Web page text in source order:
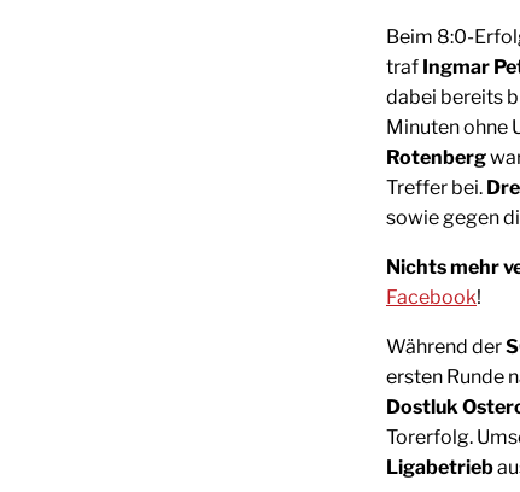
Beim 8:0-
traf Ingmar
dabei bereits
Minuten ohne
Rotenberg
Treffer bei.
sowie gegen
Nichts mehr
Facebook!
Während der
ersten Runde
Dostluk
Torerfolg.
Ligabetrieb